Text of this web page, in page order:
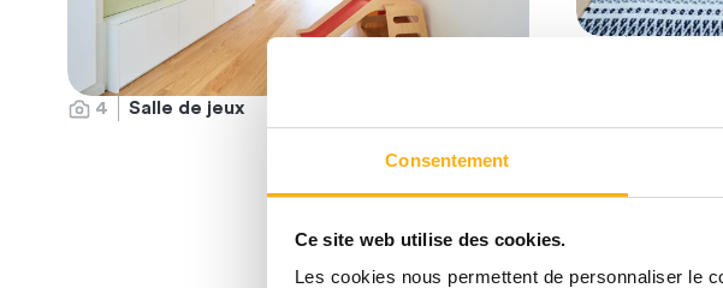
Consentement
Ce site web utilise des cookies.
Les cookies nous permettent de personnaliser le
4 Salle de jeux